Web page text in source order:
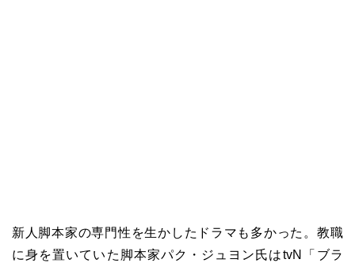
新人脚本家の専門性を生かしたドラマも多かった。教職
に身を置いていた脚本家パク・ジュヨン氏はtvN
「ブラ